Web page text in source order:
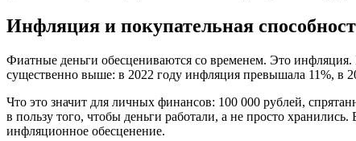
Инфляция и покупательная
Фиатные деньги обесцениваются со временем. Это
существенно выше: в 2022 году инфляция превышала 11%, в
Что это значит для личных финансов: 100 000 рублей,
в пользу того, чтобы деньги работали, а не просто
инфляционное обесценение.